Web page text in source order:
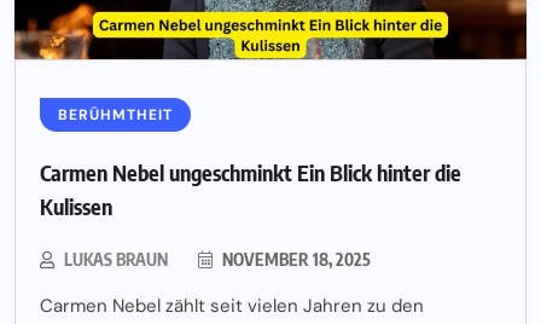
BERÜHMTHEIT
Carmen Nebel ungeschminkt Ein Blick hinter die
Kulissen
LUKAS BRAUN NOVEMBER 18, 2025
Carmen Nebel zählt seit vielen Jahren zu den